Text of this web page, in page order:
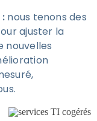
nous tenons des
ajuster la
nouvelles